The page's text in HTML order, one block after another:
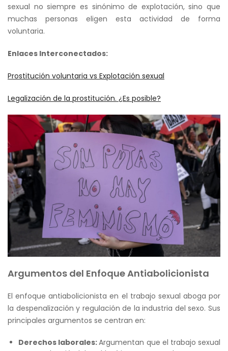
sexual no siempre es sinónimo de explotación, sino que
muchas personas eligen esta actividad de forma
voluntaria.
Enlaces Interconectados:
Prostitución voluntaria vs Explotación sexual
Legalización de la prostitución. ¿Es posible?
Argumentos del Enfoque Antiabolicionista
El enfoque antiabolicionista en el trabajo sexual aboga por
la despenalización y regulación de la industria del sexo. Sus
principales argumentos se centran en:
Derechos laborales:Argumentan que el trabajo sexual